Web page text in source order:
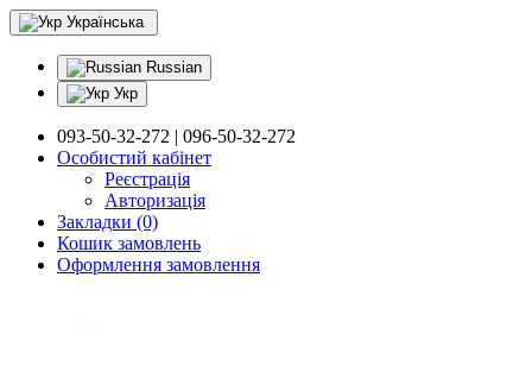
Українська
Russian
Укр
093-50-32-272 | 096-50-32-272
Особистий кабінет
Реєстрація
Авторизація
Закладки (0)
Кошик замовлень
Оформлення замовлення